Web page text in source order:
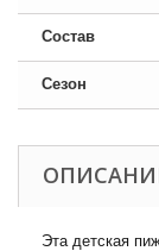
Состав
Сезон
Эта детская